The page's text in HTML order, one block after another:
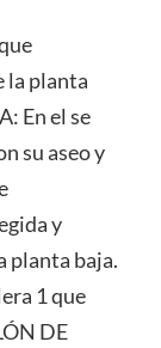
la planta
En el se
su aseo y
y
planta baja.
1 que
DE